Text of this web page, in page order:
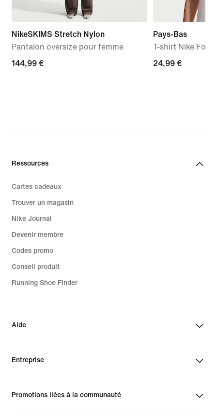
NikeSKIMS Stretch Nylon
Pantalon oversize pour femme
144,99 €
144,99 €
Pays-Bas
T-shirt Nike
24,99 €
24,99 €
Ressources
Cartes cadeaux
Trouver un magasin
Nike Journal
Devenir membre
Codes promo
Conseil produit
Running Shoe Finder
Aide
Entreprise
Promotions liées à la communauté